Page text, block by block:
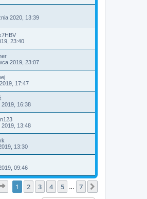
2020, 13:39
23:40
2019, 23:07
17:47
2019, 16:38
2019, 13:48
13:30
09:46
Strona1 z7
1 2 3 4 5 7